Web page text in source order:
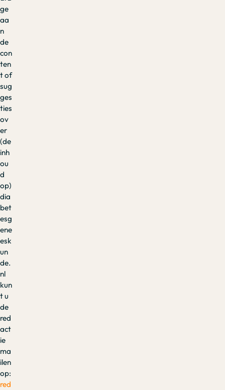
ge
aa
n
de
con
ten
t of
sug
ges
ties
ov
er
(de
inh
ou
d
op)
dia
bet
esg
ene
esk
un
de.
nl
kun
t u
de
red
act
ie
ma
ilen
op:
red